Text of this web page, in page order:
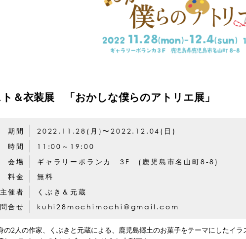
＆衣装展 「おかしな僕らのアトリエ展」
期間
2022.11.28(月)〜2022.12.04(日)
時間
11:00～19:00
会場
ギャラリーポランカ 3F (鹿児島市名山町8-8)
料金
無料
主催者
くぶき＆元蔵
合せ
kuhi28mochimochi@gmail.com
の2人の作家、くぶきと元蔵による、鹿児島郷土のお菓子をテーマにしたイラ